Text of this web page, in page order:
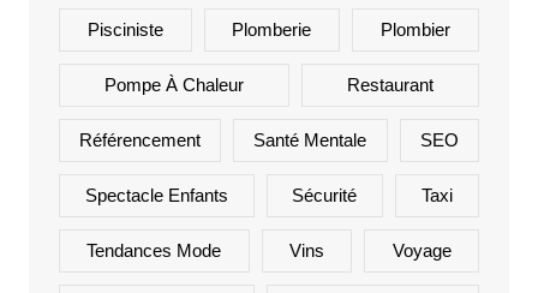
Pisciniste Plomberie Plombier
Pompe À Chaleur Restaurant
Référencement Santé Mentale SEO
Spectacle Enfants Sécurité Taxi
Tendances Mode Vins Voyage